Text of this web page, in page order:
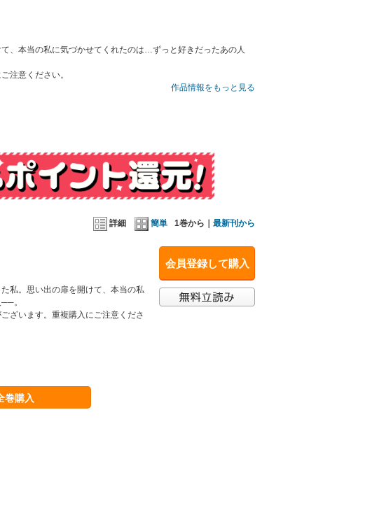
、本当の私に気づかせてくれたのは…ずっと好きだったあの人
注意ください。
作品情報をもっと見る
詳細 簡単 1巻から｜ 最新刊から
会員登録して購入
私。思い出の扉を開けて、本当の私
。
ざいます。重複購入にご注意くださ
巻購入